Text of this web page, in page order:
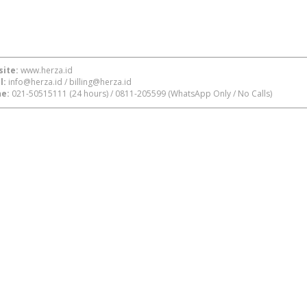
www.herza.id
info@herza.id / billing@herza.id
021-50515111 (24 hours) / 0811-205599 (WhatsApp Only / No Calls)